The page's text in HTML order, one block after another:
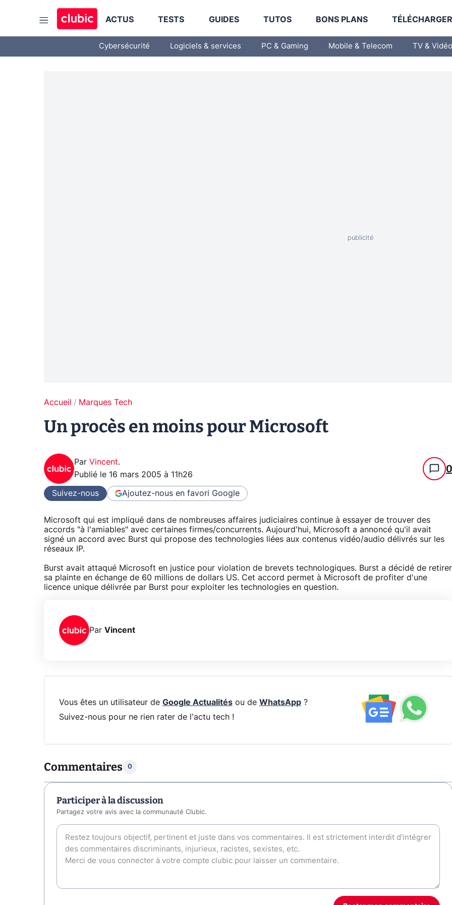
ACTUS TESTS GUIDES TUTOS BONS PLANS
Cybersécurité Logiciels & services PC & Gaming Mobile & Telecom TV & Vidéo
Accueil Marques Tech
Un procès en moins pour Microsoft
Par Vincent.
Publié le 16 mars 2005 à 11h26 0
Suivez-nous Ajoutez-nous en favori Google
Microsoft qui est impliqué dans de nombreuses affaires judiciaires continue à essayer de trouver des
accords "à l'amiables" avec certaines firmes/concurrents. Aujourd'hui, Microsoft a annoncé qu'il avait
signé un accord avec Burst qui propose des technologies liées aux contenus vidéo/audio délivrés sur les
réseaux IP.
Burst avait attaqué Microsoft en justice pour violation de brevets technologiques. Burst a décidé de retirer
sa plainte en échange de 60 millions de dollars US. Cet accord permet à Microsoft de profiter d'une
licence unique délivrée par Burst pour exploiter les technologies en question.
Par Vincent
Vous êtes un utilisateur de Google Actualitésou de WhatsApp?
Suivez-nous pour ne rien rater de l'actu tech !
Commentaires 0
Participer à la discussion
Partagez votre avis avec la communauté Clubic.